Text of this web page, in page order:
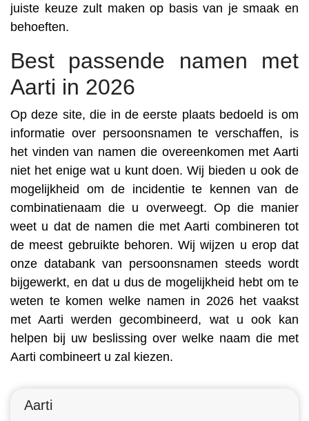
juiste keuze zult maken op basis van je smaak en
behoeften.
Best passende namen met
Aarti in 2026
Op deze site, die in de eerste plaats bedoeld is om
informatie over persoonsnamen te verschaffen, is
het vinden van namen die overeenkomen met Aarti
niet het enige wat u kunt doen. Wij bieden u ook de
mogelijkheid om de incidentie te kennen van de
combinatienaam die u overweegt. Op die manier
weet u dat de namen die met Aarti combineren tot
de meest gebruikte behoren. Wij wijzen u erop dat
onze databank van persoonsnamen steeds wordt
bijgewerkt, en dat u dus de mogelijkheid hebt om te
weten te komen welke namen in 2026 het vaakst
met Aarti werden gecombineerd, wat u ook kan
helpen bij uw beslissing over welke naam die met
Aarti combineert u zal kiezen.
Aarti